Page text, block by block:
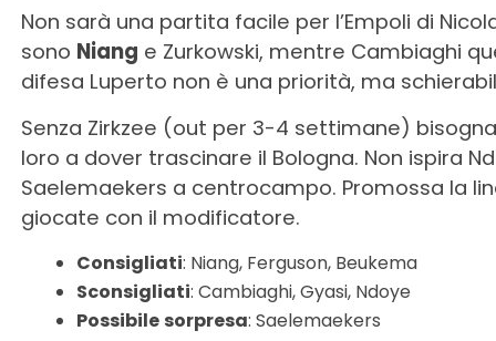
Non sarà una partita facile per l’Empoli di
sono Niang e Zurkowski, mentre Cambiaghi
difesa Luperto non è una priorità, ma
Senza Zirkzee (out per 3-4 settimane)
loro a dover trascinare il Bologna. Non ispira
Saelemaekers a centrocampo. Promossa la
giocate con il modificatore.
Consigliati: Niang, Ferguson, Beukema
Sconsigliati: Cambiaghi, Gyasi, Ndoye
Possibile sorpresa: Saelemaekers